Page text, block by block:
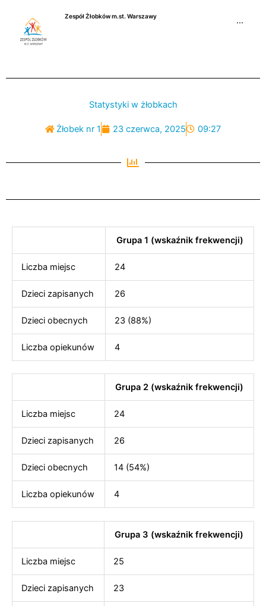
Zespół Żłobków m.st. Warszawy
···
Statystyki w żłobkach
Żłobek nr 1 23 czerwca, 2025 09:27
Grupa 1 (wskaźnik frekwencji)
Liczba miejsc 24
Dzieci zapisanych 26
Dzieci obecnych 23 (88%)
Liczba opiekunów 4
Grupa 2 (wskaźnik frekwencji)
Liczba miejsc 24
Dzieci zapisanych 26
Dzieci obecnych 14 (54%)
Liczba opiekunów 4
Grupa 3 (wskaźnik frekwencji)
Liczba miejsc 25
Dzieci zapisanych 23